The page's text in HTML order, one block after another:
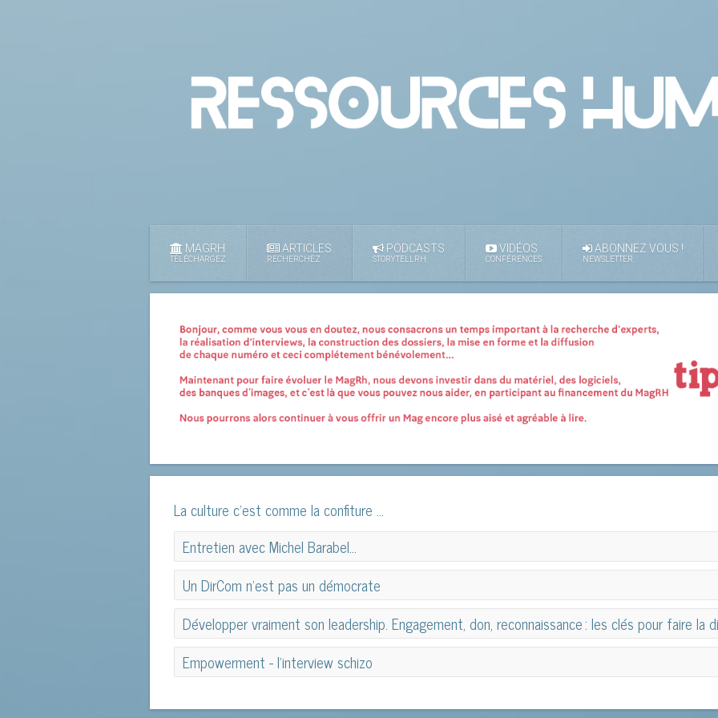
MAGRH
TÉLÉCHARGEZ
ARTICLES
RECHERCHEZ
PODCASTS
STORYTELLRH
VIDÉOS
CONFÉRENCES
ABONNEZ VOUS !
NEWSLETTER
La culture c'est comme la confiture ...
Entretien avec Michel Barabel…
Entretien avec Michel Barabel…
Un DirCom n'est pas un démocrate
Un DirCom n'est pas un démocrate
Développer vraiment son leadership. Engagement, don, reconnaissance : les clés pour faire la
Développer vraiment son leadership. Engagement, don, reconnaissance : les clés pour faire la
Empowerment - l'interview schizo